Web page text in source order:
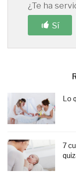
¿Te ha
Sí
Lo
7